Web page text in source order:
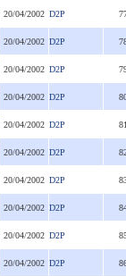
20/04/2002 D2P
20/04/2002 D2P
20/04/2002 D2P
20/04/2002 D2P
20/04/2002 D2P
20/04/2002 D2P
20/04/2002 D2P
20/04/2002 D2P
20/04/2002 D2P
20/04/2002 D2P